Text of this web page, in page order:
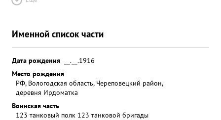
Именной список части
Дата рождения
__.__.1916
Место рождения
РФ, Вологодская область, Череповецкий район,
деревня Ирдоматка
Воинская часть
123 танковый полк 123 танковой бригады